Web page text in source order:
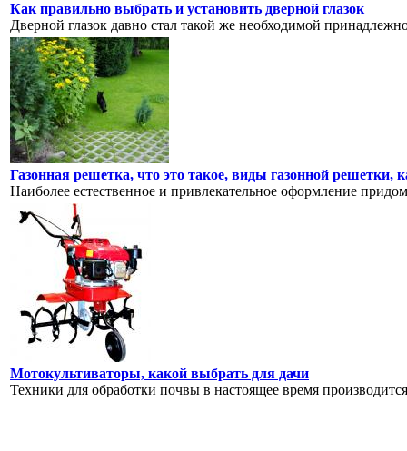
Как правильно выбрать и установить дверной глазок
Дверной глазок давно стал такой же необходимой
Газонная решетка, что это такое, виды газонной решетки,
Наиболее естественное и привлекательное оформление
Мотокультиваторы, какой выбрать для дачи
Техники для обработки почвы в настоящее время